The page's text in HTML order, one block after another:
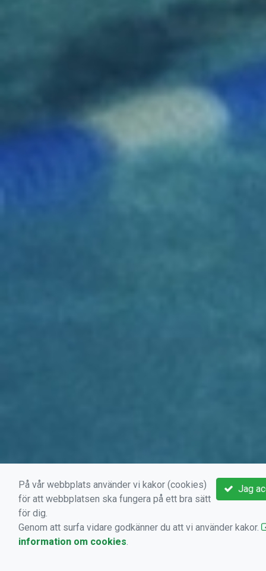
Jag
På vår webbplats använder vi kakor (cookies)
för att webbplatsen ska fungera på ett bra sätt
för dig.
Genom att surfa vidare godkänner du att vi använder kakor.
information om cookies.